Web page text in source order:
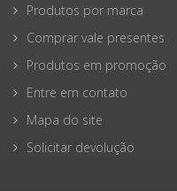
Produtos por marca
Comprar vale presentes
Produtos em promoção
Entre em contato
Mapa do site
Solicitar devolução